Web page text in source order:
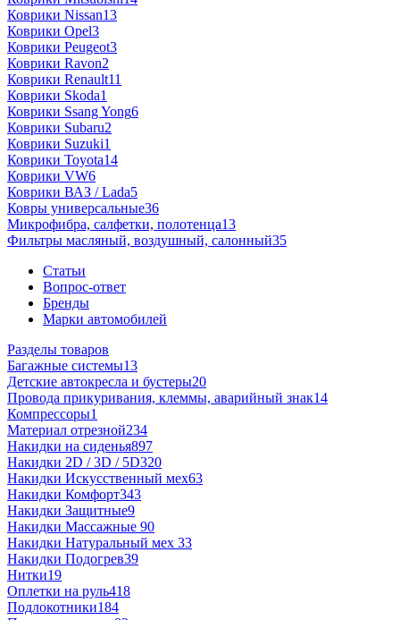
Коврики Nissan13
Коврики Opel3
Коврики Peugeot3
Коврики Ravon2
Коврики Renault11
Коврики Skoda1
Коврики Ssang Yong6
Коврики Subaru2
Коврики Suzuki1
Коврики Toyota14
Коврики VW6
Коврики ВАЗ / Lada5
Ковры универсальные36
Микрофибра, салфетки, полотенца13
Фильтры масляный, воздушный, салонный35
Статьи
Вопрос-ответ
Бренды
Марки автомобилей
Разделы товаров
Багажные системы13
Детские автокресла и бустеры20
Провода прикуривания, клеммы, аварийный знак14
Компрессоры1
Материал отрезной234
Накидки на сиденья897
Накидки 2D / 3D / 5D320
Накидки Искусственный мех63
Накидки Комфорт343
Накидки Защитные9
Накидки Массажные 90
Накидки Натуральный мех 33
Накидки Подогрев39
Нитки19
Оплетки на руль418
Подлокотники184